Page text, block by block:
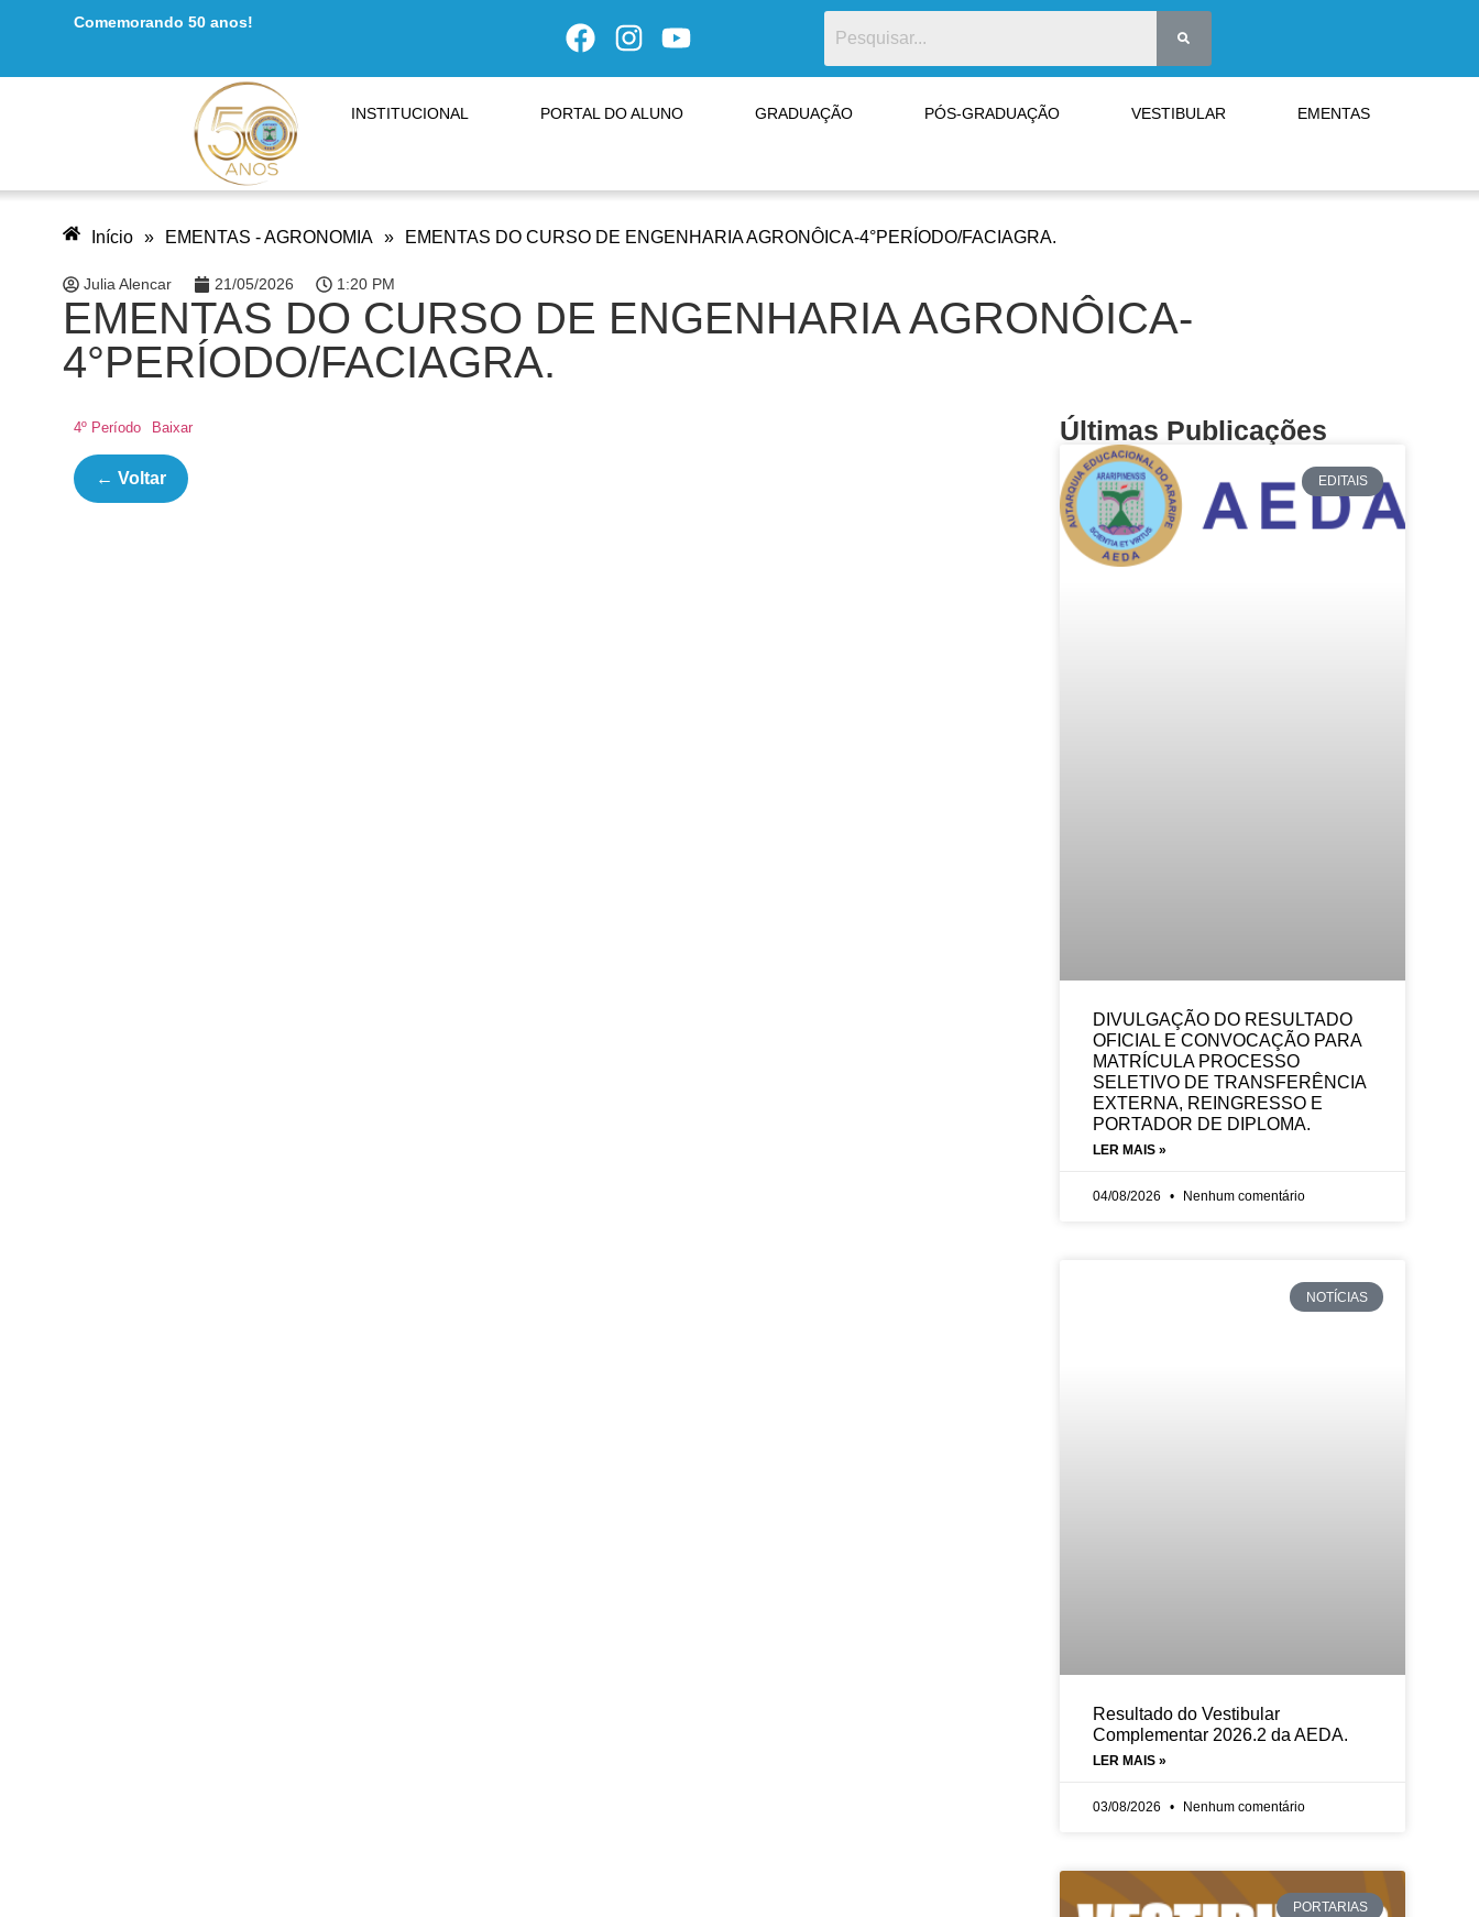
Comemorando 50 anos!
INSTITUCIONAL PORTAL DO ALUNO GRADUAÇÃO PÓS-GRADUAÇÃO VESTIBULAR EMENTAS
Início » EMENTAS - AGRONOMIA » EMENTAS DO CURSO DE ENGENHARIA AGRONÔICA-4°PERÍODO/FACIAGRA.
Julia Alencar 21/05/2026 1:20 PM
EMENTAS DO CURSO DE ENGENHARIA AGRONÔICA-
4°PERÍODO/FACIAGRA.
4º Período Baixar
← Voltar
Últimas Publicações
EDITAIS
DIVULGAÇÃO DO RESULTADO
OFICIAL E CONVOCAÇÃO PARA
MATRÍCULA PROCESSO
SELETIVO DE TRANSFERÊNCIA
EXTERNA, REINGRESSO E
PORTADOR DE DIPLOMA.
LER MAIS »
04/08/2026 Nenhum comentário
NOTÍCIAS
Resultado do Vestibular
Complementar 2026.2 da AEDA.
LER MAIS »
03/08/2026 Nenhum comentário
PORTARIAS